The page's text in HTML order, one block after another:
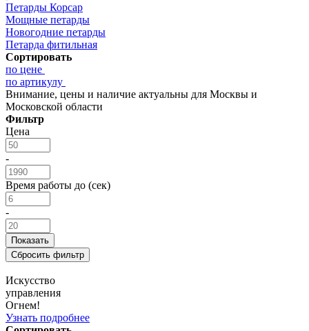
Петарды Корсар
Мощные петарды
Новогодние петарды
Петарда фитильная
Сортировать
по цене
по артикулу
Внимание, цены и наличие актуальны для Москвы и
Московской области
Фильтр
Цена
-
Время работы до (сек)
-
Искусство
управления
Огнем!
Узнать подробнее